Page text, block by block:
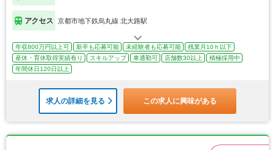
アクセス 京都市地下鉄烏丸線 北大路駅
年収800万円以上可 新卒も応募可能 未経験者も応募可能
残業月10ｈ以下
産休・育休取得実績有り
スキルアップ 車通勤可 店舗数30以上
積極採用中
年間休日120日以上
求人の詳細を見る この求人に興味がある